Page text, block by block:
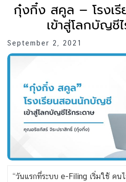
กุ๋งกิ๋ง สคูล – โรงเ
เข้าสู่โลกบัญชี
September 2, 2021
“วันแรกที่ระบบ e-Filing เริ่มใช้ คน